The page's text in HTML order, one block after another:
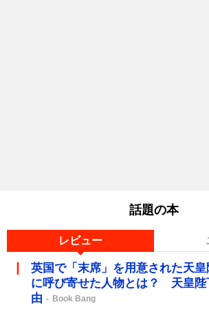
話題の本
レビュー
英国で「末席」を用意された天皇
に呼び寄せた人物とは？ 天皇陛
由
Book Bang